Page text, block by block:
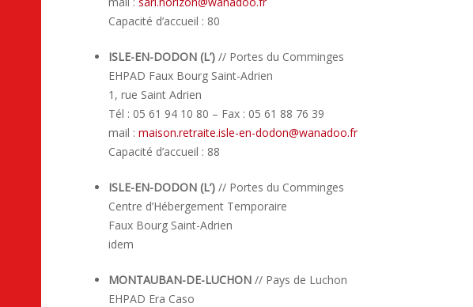
Capacité d’accueil : 80
ISLE-EN-DODON (L’) // Portes du Comminges
EHPAD Faux Bourg Saint-Adrien
1, rue Saint Adrien
Tél : 05 61 94 10 80 – Fax : 05 61 88 76 39
mail : maison.retraite.isle-en-dodon@wanadoo.fr
Capacité d’accueil : 88
ISLE-EN-DODON (L’) // Portes du Comminges
Centre d’Hébergement Temporaire
Faux Bourg Saint-Adrien
idem
MONTAUBAN-DE-LUCHON // Pays de Luchon
EHPAD Era Caso